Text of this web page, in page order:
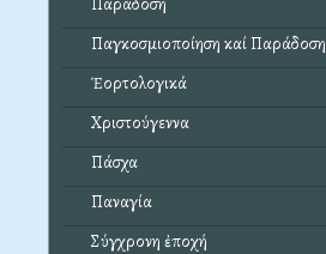
Παγκοσμιοποίηση καί Παράδοση
Ἑορτολογικά
Χριστούγεννα
Πάσχα
Παναγία
Σύγχρονη ἐποχή